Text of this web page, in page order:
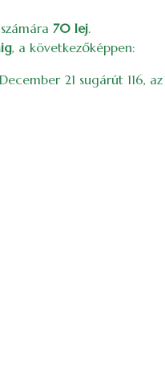
70 lej.
, a következőképpen:
21 sugárút